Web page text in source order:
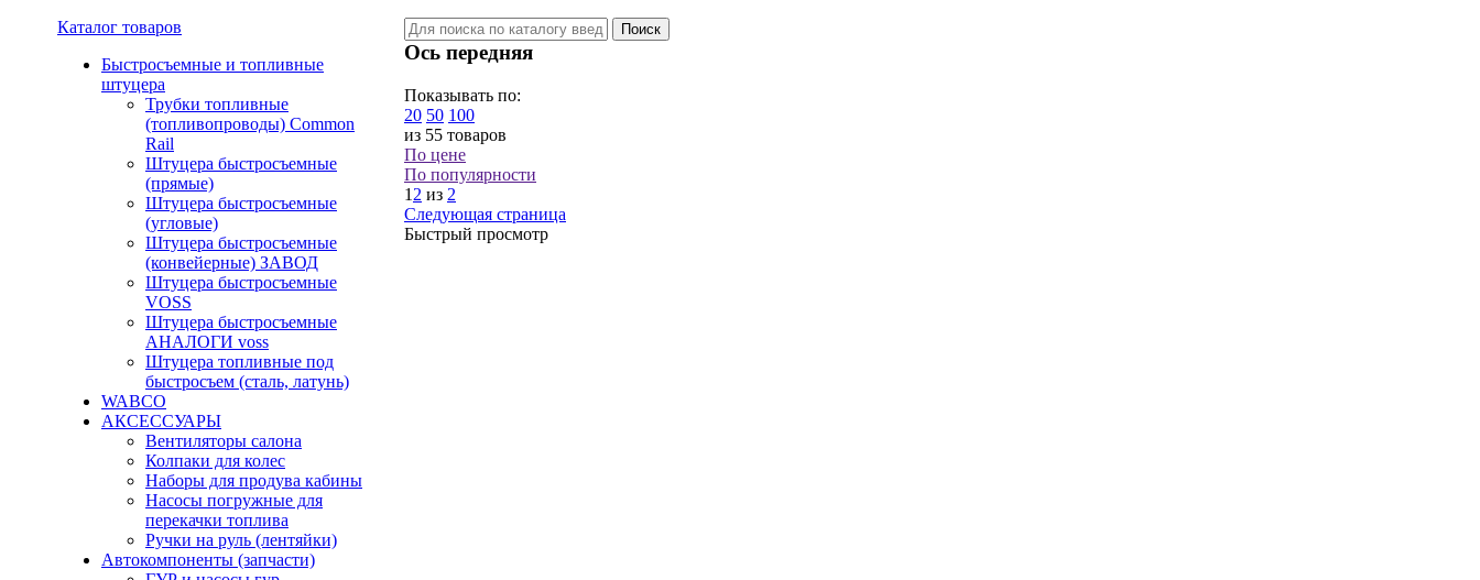
Каталог товаров
Быстросъемные и топливные
штуцера
Трубки топливные
(топливопроводы) Common
Rail
Штуцера быстросъемные
(прямые)
Штуцера быстросъемные
(угловые)
Штуцера быстросъемные
(конвейерные) ЗАВОД
Штуцера быстросъемные
VOSS
Штуцера быстросъемные
АНАЛОГИ voss
Штуцера топливные под
быстросъем (сталь, латунь)
WABCO
АКСЕССУАРЫ
Вентиляторы салона
Колпаки для колес
Наборы для продува кабины
Насосы погружные для
перекачки топлива
Ручки на руль (лентяйки)
Автокомпоненты (запчасти)
Ось передняя
Показывать по:
20 50 100
из 55 товаров
По цене
По популярности
1 2 из 2
Следующая страница
Быстрый просмотр